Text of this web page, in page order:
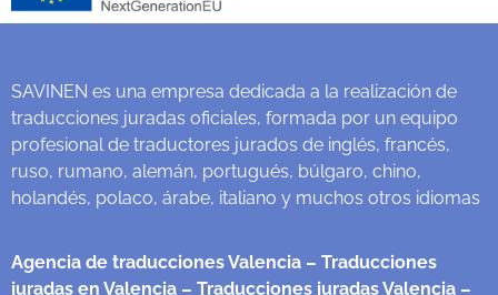
SAVINEN es una empresa dedicada a la realización de
traducciones juradas oficiales, formada por un equipo
profesional de traductores jurados de inglés, francés,
ruso, rumano, alemán, portugués, búlgaro, chino,
holandés, polaco, árabe, italiano y muchos otros idiomas
Agencia de traducciones Valencia – Traducciones
juradas en Valencia – Traducciones juradas Valencia –